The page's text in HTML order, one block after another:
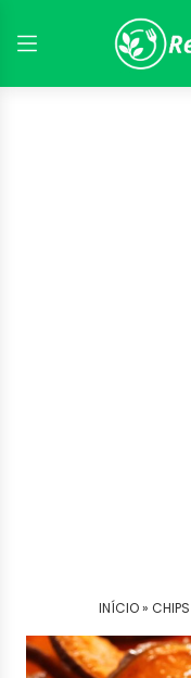
INÍCIO »